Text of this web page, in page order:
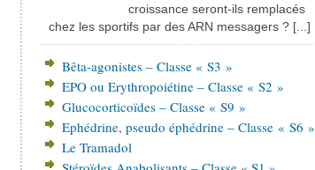
croissance seront-ils remplacés
chez les sportifs par des ARN messagers ? [...]
Bêta-agonistes – Classe « S3 »
EPO ou Erythropoiétine – Classe « S2 »
Glucocorticoïdes – Classe « S9 »
Ephédrine, pseudo éphédrine – Classe « S6 »
Le Tramadol